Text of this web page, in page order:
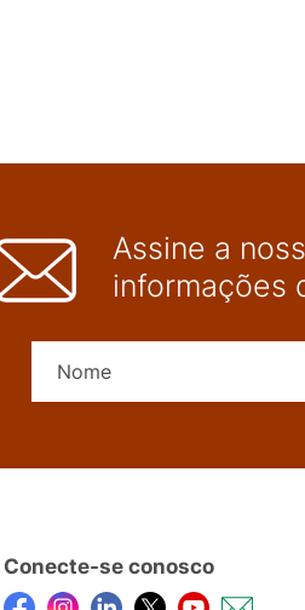
Assine a
informações
Conecte-se conosco